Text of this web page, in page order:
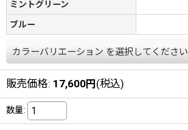
ミントグリーン
ブルー
カラーバリエーション を選択してください
販売価格: 17,600円(税込)
数量: